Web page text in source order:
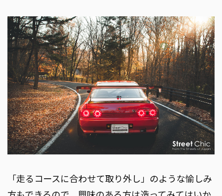
「走るコースに合わせて取り外し」のような愉しみ